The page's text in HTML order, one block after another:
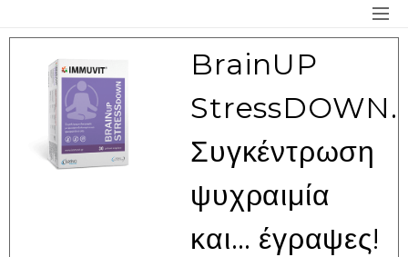
BrainUP
StressDOWN.
Συγκέντρωση
ψυχραιμία
και… έγραψες!